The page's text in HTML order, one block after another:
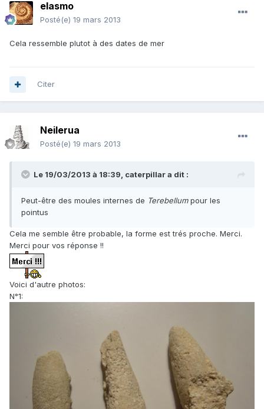
elasmo
Posté(e) 19 mars 2013
Cela ressemble plutot à des dates de mer
Citer
Neilerua
Posté(e) 19 mars 2013
Le 19/03/2013 à 18:39, caterpillar a dit :
Peut-être des moules internes de Terebellumpour les
pointus
Cela me semble être probable, la forme est trés proche. Merci.
Merci pour vos réponse !!
Voici d'autre photos:
N°1: